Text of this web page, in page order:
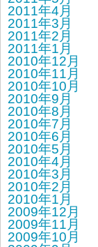
2011年4月
2011年3月
2011年2月
2011年1月
2010年12月
2010年11月
2010年10月
2010年9月
2010年8月
2010年7月
2010年6月
2010年5月
2010年4月
2010年3月
2010年2月
2010年1月
2009年12月
2009年11月
2009年10月